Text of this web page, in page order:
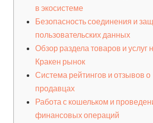
в экосистеме
Безопасность соединения и
пользовательских данных
Обзор раздела товаров и услуг
Кракен рынок
Система рейтингов и отзывов о
продавцах
Работа с кошельком и
финансовых операций